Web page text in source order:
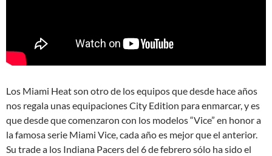
Los Miami Heat son otro de los equipos que desde hace años
nos regala unas equipaciones City Edition para enmarcar, y es
que desde que comenzaron con los modelos “Vice” en honor a
la famosa serie Miami Vice, cada año es mejor que el anterior.
Su trade a los Indiana Pacers del 6 de febrero sólo ha sido el